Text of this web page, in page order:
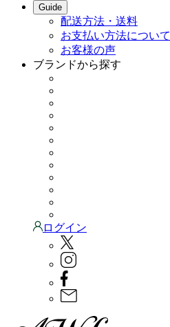
Guide
配送方法・送料
お支払い方法について
お客様の声
ブランドから探す
ログイン